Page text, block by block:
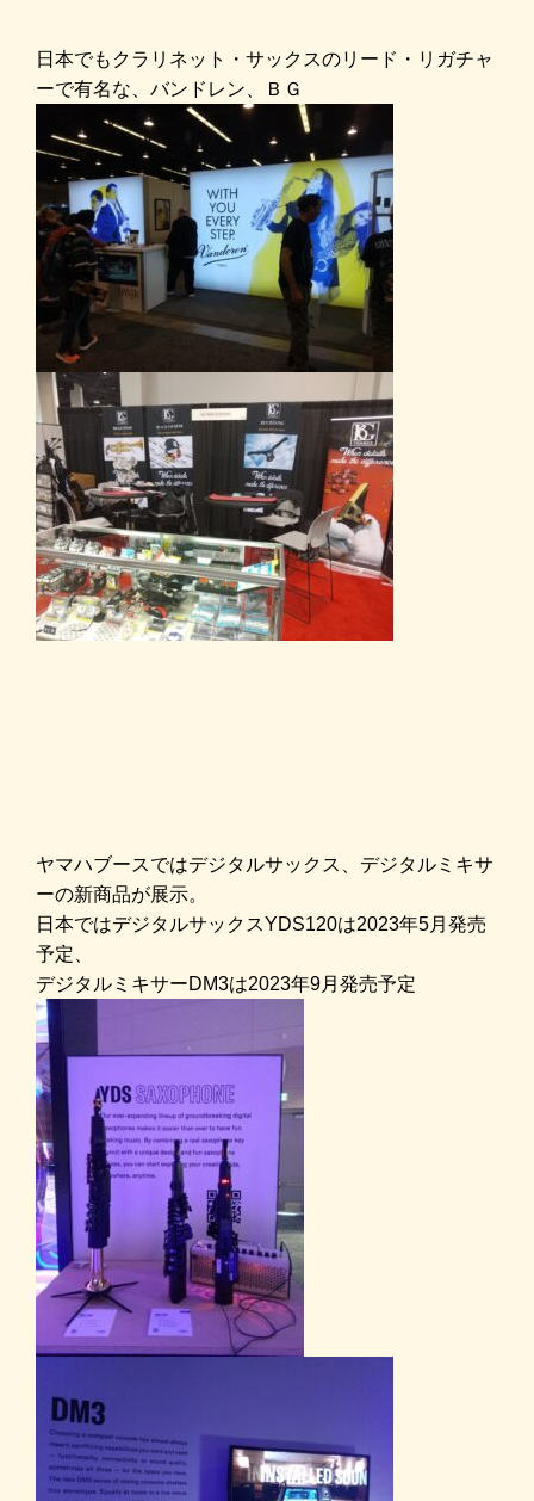
日本でもクラリネット・サックスのリード・リガチャ
ーで有名な、バンドレン、ＢＧ
ヤマハブースではデジタルサックス、デジタルミキサ
ーの新商品が展示。
日本ではデジタルサックスYDS120は2023年5月発売
予定、
デジタルミキサーDM3は2023年9月発売予定